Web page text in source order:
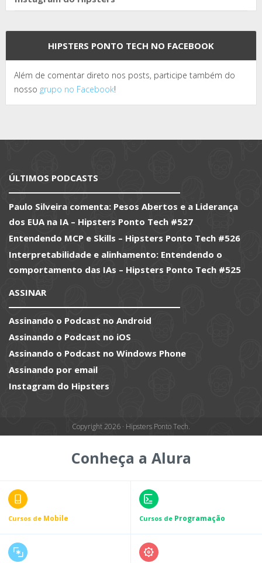
HIPSTERS PONTO TECH NO FACEBOOK
Além de comentar direto nos posts, participe também do
nosso grupo no Facebook!
ÚLTIMOS PODCASTS
Paulo Silveira comenta: Pesos Abertos e a Liderança
dos EUA na IA – Hipsters Ponto Tech #527
Entendendo MCP e Skills – Hipsters Ponto Tech #526
Interpretabilidade e alinhamento: Entendendo o
comportamento das IAs – Hipsters Ponto Tech #525
ASSINAR
Assinando o Podcast no Android
Assinando o Podcast no iOS
Assinando o Podcast no Windows Phone
Assinando por email
Instagram do Hipsters
Copyright 2026 · Hipsters Ponto Tech.
Conheça a Alura
Cursos de Mobile Cursos de Programação